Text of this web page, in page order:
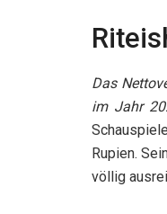
Das
im Jahr
Rupien.
völlig